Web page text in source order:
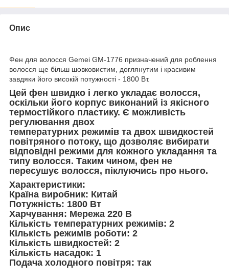
Опис
Фен для волосся Gemei GM-1776 призначений для роблення
волосся ще більш шовковистим, доглянутим і красивим
завдяки його високій потужності - 1800 Вт.
Цей фен швидко і легко укладає волосся,
оскільки його корпус виконаний із якісного
термостійкого пластику. Є можливість
регулювання двох
температурних режимів та двох швидкостей
повітряного потоку, що дозволяє вибирати
відповідні режими для кожного укладання та
типу волосся. Таким чином, фен не
пересушує волосся, піклуючись про нього.
Характеристики:
Країна виробник: Китай
Потужність: 1800 Вт
Харчування: Мережа 220 В
Кількість температурних режимів: 2
Кількість режимів роботи: 2
Кількість швидкостей: 2
Кількість насадок: 1
Подача холодного повітря: так